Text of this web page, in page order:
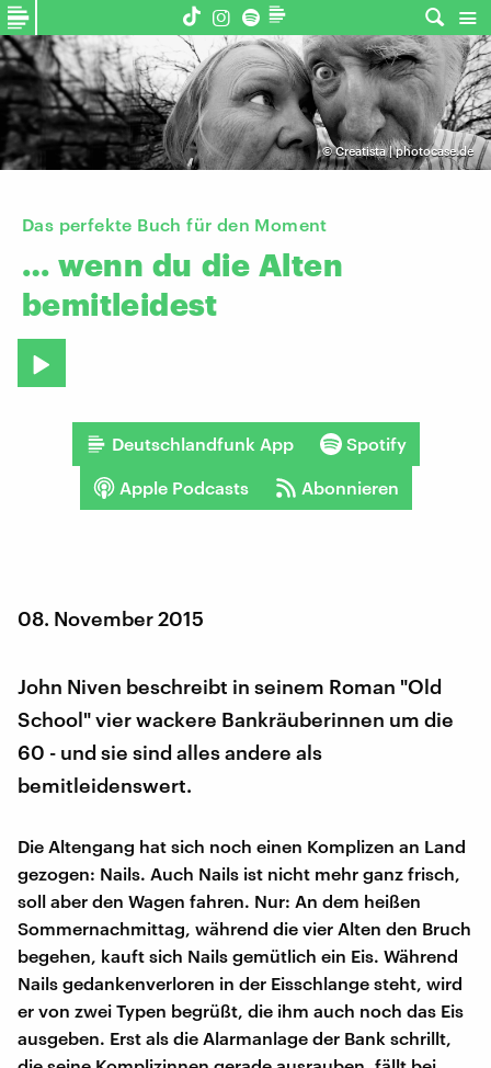
©Creatista | photocase.de
Das perfekte Buch für den Moment
… wenn du die Alten
bemitleidest
Deutschlandfunk App Spotify
Apple Podcasts Abonnieren
08. November 2015
John Niven beschreibt in seinem Roman "Old
School" vier wackere Bankräuberinnen um die
60 - und sie sind alles andere als
bemitleidenswert.
Die Altengang hat sich noch einen Komplizen an Land
gezogen: Nails. Auch Nails ist nicht mehr ganz frisch,
soll aber den Wagen fahren. Nur: An dem heißen
Sommernachmittag, während die vier Alten den Bruch
begehen, kauft sich Nails gemütlich ein Eis. Während
Nails gedankenverloren in der Eisschlange steht, wird
er von zwei Typen begrüßt, die ihm auch noch das Eis
ausgeben. Erst als die Alarmanlage der Bank schrillt,